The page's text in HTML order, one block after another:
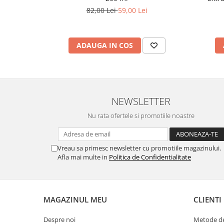
de lipide (alipidic) in timp ce tenul deshidratat se lupta cu
Tenul uscat necesita o ingrijire atenta si este deseori
Insa nu trebuie sa excludem si cauzele externe
(imbatranirea, produsele de ingrijire nepotrivite,
sanatatea noastra). Specialistii recomanda ca in
produse care au in compozitie, printre alte ingrediente si
Cremele din gama Hidraderm, datorita
impotriva problemelor cu care se confrunta atat tenul
82,00 Lei59,00 Lei
ADAUGA IN COS
NEWSLETTER
Nu rata ofertele si promotiile noastre
Vreau sa primesc newsletter cu promotiile magazinului.
Afla mai multe in Politica de Confidentialitate
MAGAZINUL MEU
Despre noi
CLIENTI
Metode